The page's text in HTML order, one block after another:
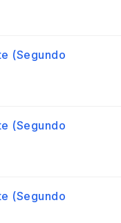
(Segundo
(Segundo
(Segundo